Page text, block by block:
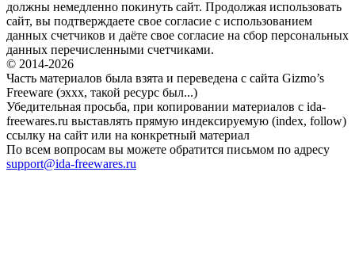
должны немедленно покинуть сайт. Продолжая использовать
сайт, вы подтверждаете свое согласие с использованием
данных счетчиков и даёте свое согласие на сбор персональных
данных перечисленными счетчиками.
© 2014-2026
Часть материалов была взята и переведена с сайта Gizmo’s
Freeware (эххх, такой ресурс был...)
Убедительная просьба, при копировании материалов с ida-
freewares.ru выставлять прямую индексируемую (index, follow)
ссылку на сайт или на конкретный материал
По всем вопросам вы можете обратится письмом по адресу
support@ida-freewares.ru